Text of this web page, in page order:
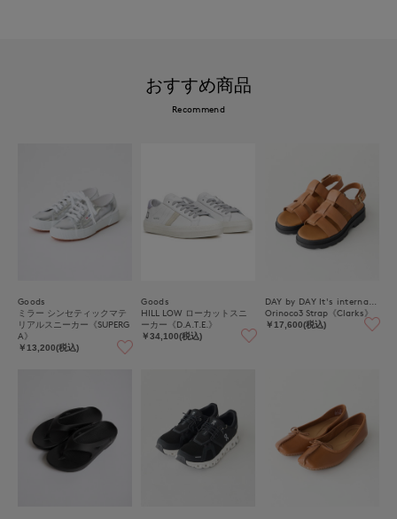
おすすめ商品
Recommend
Goods
ミラー シンセティックマテ
リアルスニーカー《SUPERG
A》
￥13,200(税込)
Goods
HILL LOW ローカットスニ
ーカー《D.A.T.E.》
￥34,100(税込)
Orinoco3 Strap《Clarks》
￥17,600(税込)